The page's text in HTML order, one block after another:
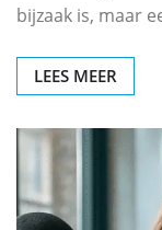
bijzaak is, maar
LEES MEER